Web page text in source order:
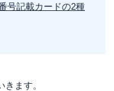
号記載カードの2種
ます。